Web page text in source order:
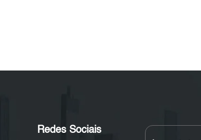
Redes Sociais